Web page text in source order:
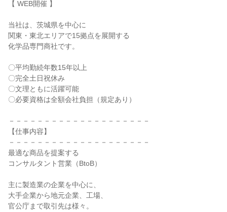
【 WEB開催 】
当社は、茨城県を中心に
関東・東北エリアで15拠点を展開する
化学品専門商社です。
〇平均勤続年数15年以上
〇完全土日祝休み
〇文理ともに活躍可能
〇必要資格は全額会社負担（規定あり）
－－－－－－－－－－－－－－－－－－－－
【仕事内容】
－－－－－－－－－－－－－－－－－－－－
最適な商品を提案する
コンサルタント営業（BtoB）
主に製造業の企業を中心に、
大手企業から地元企業、工場、
官公庁まで取引先は様々。